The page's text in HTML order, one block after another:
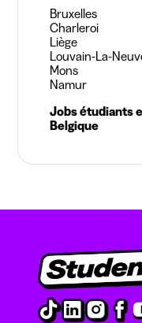
Bruxelles
Charleroi
Liège
Louvain-La-
Mons
Namur
Jobs étudiants
Belgique